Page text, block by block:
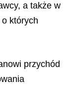
a także w
których
przychód